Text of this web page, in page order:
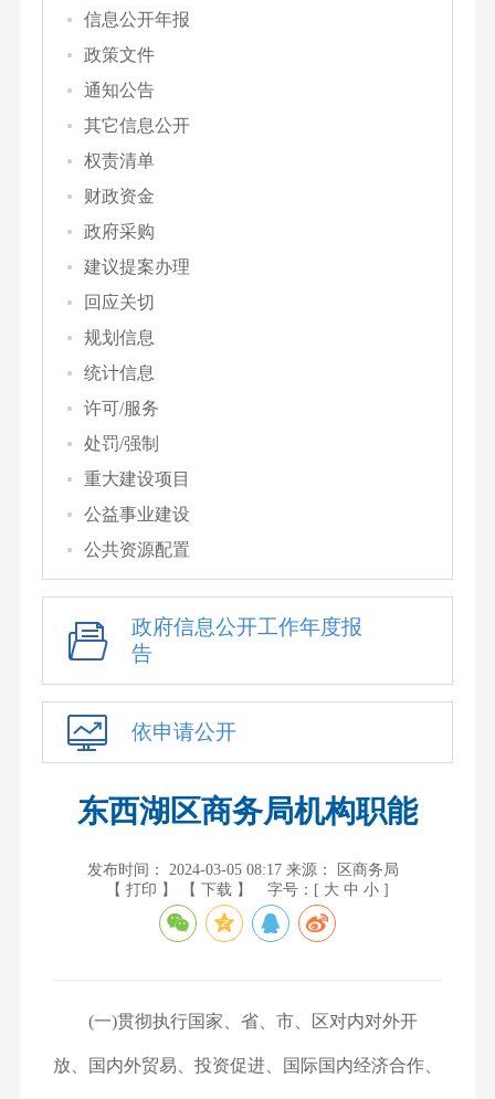
信息公开年报
政策文件
通知公告
其它信息公开
权责清单
财政资金
政府采购
建议提案办理
回应关切
规划信息
统计信息
许可/服务
处罚/强制
重大建设项目
公益事业建设
公共资源配置
政府信息公开工作年度报
告
依申请公开
东西湖区商务局机构职能
发布时间： 2024-03-05 08:17 来源： 区商务局
【 打印 】
【 下载 】 字号：[ 大 中 小 ]
(一)贯彻执行国家、省、市、区对内对外开
放、国内外贸易、投资促进、国际国内经济合作、